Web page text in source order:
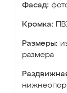
Фасад:
Кромка:
Размеры:
размера